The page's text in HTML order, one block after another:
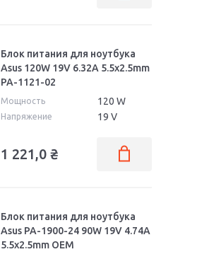
Блок питания для ноутбука
Asus 120W 19V 6.32A 5.5x2.5mm
PA-1121-02
Мощность 120 W
Напряжение 19 V
1 221,0 ₴
Блок питания для ноутбука
Asus PA-1900-24 90W 19V 4.74A
5.5x2.5mm OEM